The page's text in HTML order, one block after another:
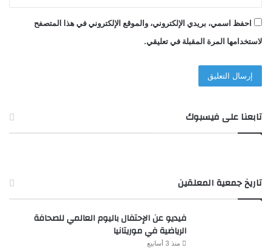
احفظ اسمي، بريدي الإلكتروني، والموقع الإلكتروني في هذا المتصفح
لاستخدامها المرة المقبلة في تعليقي.
تابعنا على فيسبوك
تاريخ جمعية المعلقين
فيديو عن الإحتفال باليوم العالمي للصحافة
الرياضية في موريتانيا
منذ 3 أسابيع